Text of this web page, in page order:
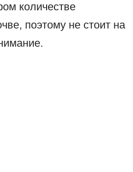
количестве
поэтому не стоит на